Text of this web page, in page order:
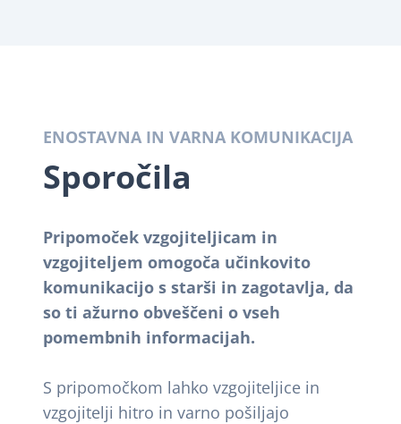
ENOSTAVNA IN VARNA KOMUNIKACIJA
Sporočila
Pripomoček vzgojiteljicam in
vzgojiteljem omogoča učinkovito
komunikacijo s starši in zagotavlja, da
so ti ažurno obveščeni o vseh
pomembnih informacijah.
S pripomočkom lahko vzgojiteljice in
vzgojitelji hitro in varno pošiljajo